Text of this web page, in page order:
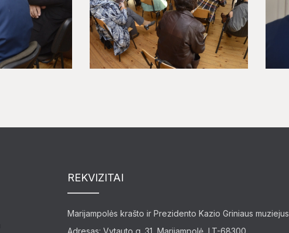
REKVIZITAI
Marijampolės krašto ir Prezidento Kazio Griniaus muziejus